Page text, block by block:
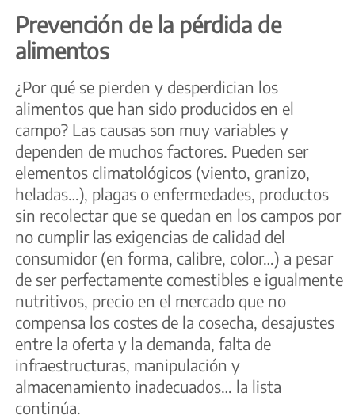
Prevención de la pérdida de
alimentos
¿Por qué se pierden y desperdician los
alimentos que han sido producidos en el
campo? Las causas son muy variables y
dependen de muchos factores. Pueden ser
elementos climatológicos (viento, granizo,
heladas…), plagas o enfermedades, productos
sin recolectar que se quedan en los campos por
no cumplir las exigencias de calidad del
consumidor (en forma, calibre, color…) a pesar
de ser perfectamente comestibles e igualmente
nutritivos, precio en el mercado que no
compensa los costes de la cosecha, desajustes
entre la oferta y la demanda, falta de
infraestructuras, manipulación y
almacenamiento inadecuados… la lista
continúa.